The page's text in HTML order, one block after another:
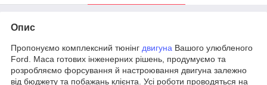
Опис
Пропонуємо комплексний тюнінг двигуна Вашого улюбленого
Ford. Маса готових інженерних рішень, продумуємо та
розробляємо форсування й настроювання двигуна залежно
від бюджету та побажань клієнта. Усі роботи проводяться на